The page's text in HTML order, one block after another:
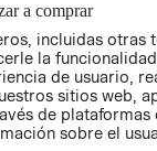
AVISO DE
PRIVACIDAD
GIFT CARD
AVISO DE
COOKIES
a comprar
incluidas otras
la
de usuario,
sitios web,
de plataformas
sobre el